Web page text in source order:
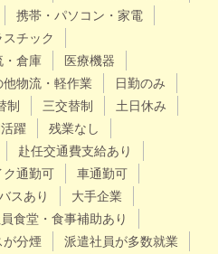
携帯・パソコン・家電
スチック
・倉庫
医療機器
他物流・軽作業
日勤のみ
制 三交替制
土日休み
躍
残業なし
赴任交通費支給あり
ク通勤可
車通勤可
スあり
大手企業
食堂・食事補助あり
が分煙
派遣社員が多数就業